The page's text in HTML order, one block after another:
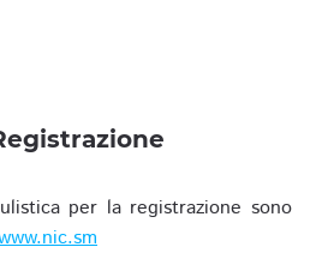
per la registrazione sono